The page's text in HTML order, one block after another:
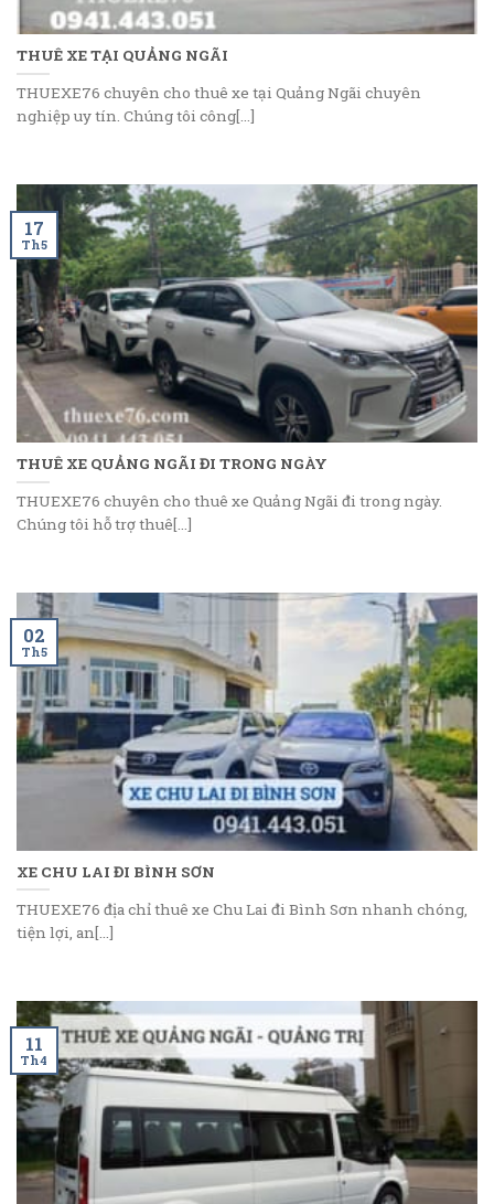
THUÊ XE TẠI QUẢNG NGÃI
THUEXE76 chuyên cho thuê xe tại Quảng Ngãi chuyên
nghiệp uy tín. Chúng tôi công[...]
THUÊ XE QUẢNG NGÃI ĐI TRONG NGÀY
THUEXE76 chuyên cho thuê xe Quảng Ngãi đi trong ngày.
Chúng tôi hỗ trợ thuê[...]
17
Th5
XE CHU LAI ĐI BÌNH SƠN
THUEXE76 địa chỉ thuê xe Chu Lai đi Bình Sơn nhanh chóng,
tiện lợi, an[...]
02
Th5
11
Th4